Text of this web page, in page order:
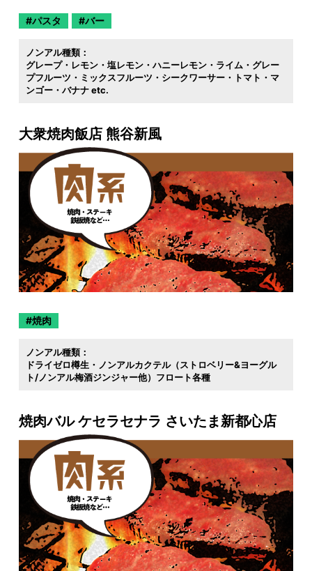
パスタ バー
ノンアル種類：
グレープ・レモン・塩レモン・ハニーレモン・ライム・グレー
プフルーツ・ミックスフルーツ・シークワーサー・トマト・マ
ンゴー・バナナ etc.
大衆焼肉飯店 熊谷新風
焼肉
ノンアル種類：
ドライゼロ樽生・ノンアルカクテル（ストロベリー&ヨーグル
ト/ノンアル梅酒ジンジャー他）フロート各種
焼肉バル ケセラセナラ さいたま新都心店